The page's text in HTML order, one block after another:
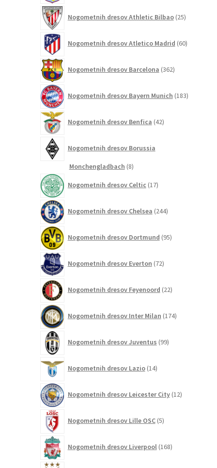
Nogometnih dresov Athletic Bilbao 25izdelkov
Nogometnih dresov Atletico Madrid 60izdelkov
Nogometnih dresov Barcelona 362izdelkov
Nogometnih dresov Bayern Munich 183izdelkov
Nogometnih dresov Benfica 42izdelkov
Nogometnih dresov Borussia
Monchengladbach 88
Nogometnih dresov Celtic 17izdelkov
Nogometnih dresov Chelsea 244izdelkov
Nogometnih dresov Dortmund 95izdelkov
Nogometnih dresov Everton 72izdelkov
Nogometnih dresov Feyenoord 22izdelkov
Nogometnih dresov Inter Milan 174izdelkov
Nogometnih dresov Juventus 99izdelkov
Nogometnih dresov Lazio 14izdelkov
Nogometnih dresov Leicester City 12izdelkov
Nogometnih dresov Lille OSC 5izdelkov
Nogometnih dresov Liverpool 168izdelkov